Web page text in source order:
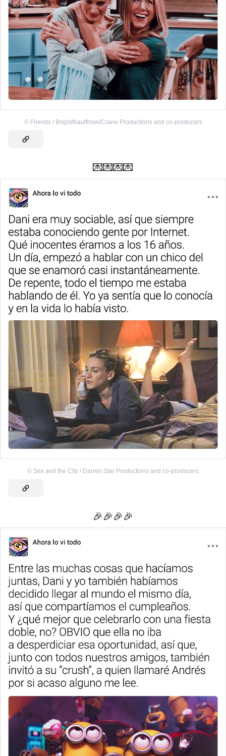
© Friends / Bright/Kauffman/Crane Productions and co-producers
💌💌💌💌
© Sex and the City / Darren Star Productions and co-producers
🎉🎉🎉🎉